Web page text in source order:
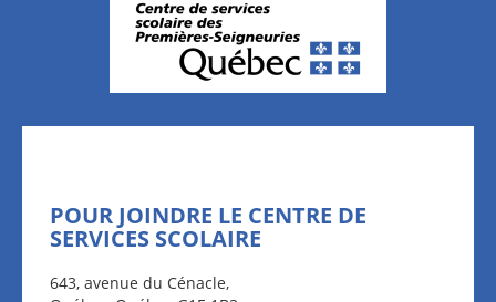
POUR JOINDRE LE CENTRE DE
SERVICES SCOLAIRE
643, avenue du Cénacle,